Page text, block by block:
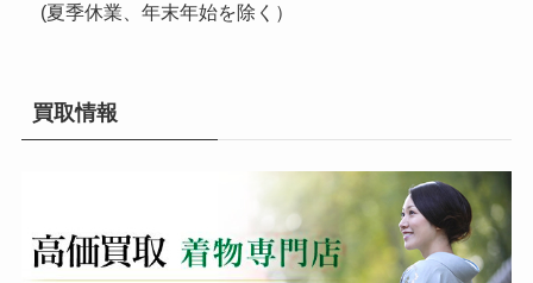
(夏季休業、年末年始を除く）
買取情報